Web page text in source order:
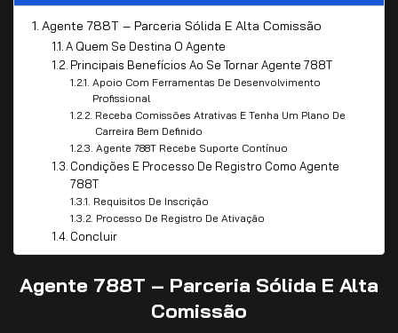
Agente 788T – Parceria Sólida E Alta Comissão
A Quem Se Destina O Agente
Principais Benefícios Ao Se Tornar Agente 788T
Apoio Com Ferramentas De Desenvolvimento
Profissional
Receba Comissões Atrativas E Tenha Um Plano De
Carreira Bem Definido
Agente 788T Recebe Suporte Contínuo
Condições E Processo De Registro Como Agente
788T
Requisitos De Inscrição
Processo De Registro De Ativação
Concluir
Agente 788T – Parceria Sólida E Alta
Comissão